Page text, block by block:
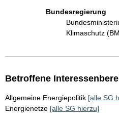
Bundesregierung
Klimaschutz
Betroffene
Allgemeine Energiepolitik [alle SG
Energienetze [alle SG hierzu]